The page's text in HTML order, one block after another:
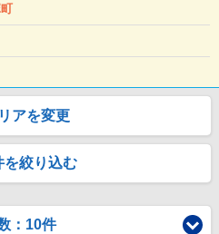
アを変更
を絞り込む
：10件